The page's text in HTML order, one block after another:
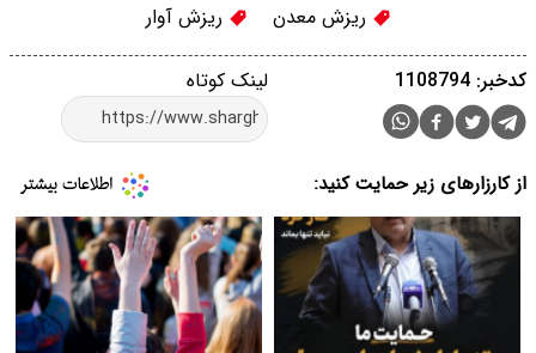
ریزش معدن ریزش آوار
لینک کوتاه کدخبر: 1108794
از کارزارهای زیر حمایت کنید: